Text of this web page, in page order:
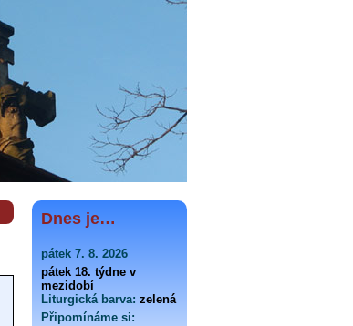
Dnes je…
pátek 7. 8. 2026
pátek 18. týdne v
mezidobí
Liturgická barva: zelená
Připomínáme si: